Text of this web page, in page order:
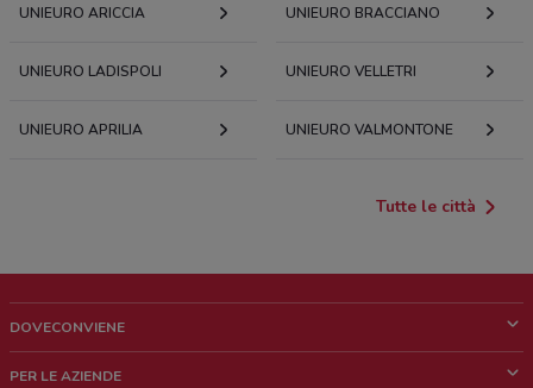
UNIEURO ARICCIA UNIEURO BRACCIANO
UNIEURO LADISPOLI UNIEURO VELLETRI
UNIEURO APRILIA UNIEURO VALMONTONE
Tutte le città
DOVECONVIENE
PER LE AZIENDE